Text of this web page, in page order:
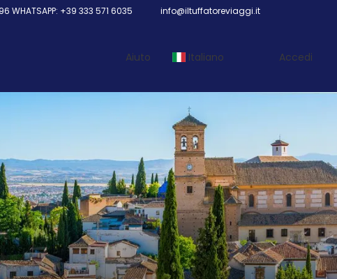
WHATSAPP: +39 333 571 6035 info@iltuffatoreviaggi.it
Aiuto Italiano Accedi